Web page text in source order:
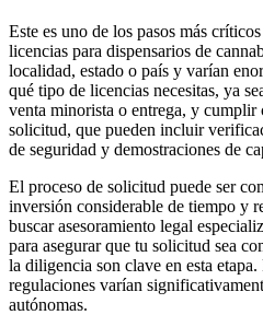
Este es uno de los pasos más
licencias para dispensarios de
localidad, estado o país y varían
qué tipo de licencias necesitas, ya
venta minorista o entrega, y cumplir
solicitud, que pueden incluir
de seguridad y demostraciones de
El proceso de solicitud puede ser
inversión considerable de tiempo y
buscar asesoramiento legal
para asegurar que tu solicitud sea
la diligencia son clave en esta
regulaciones varían
autónomas.